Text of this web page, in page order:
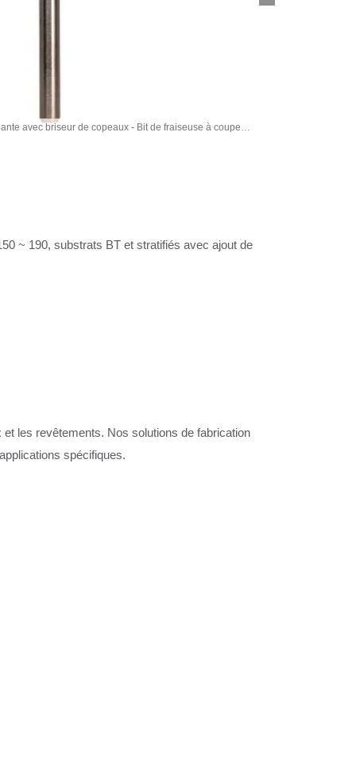
avec briseur de copeaux - Bit de fraiseuse à coupe
~ 190, substrats BT et stratifiés avec ajout de
les revêtements. Nos solutions de fabrication
spécifiques.